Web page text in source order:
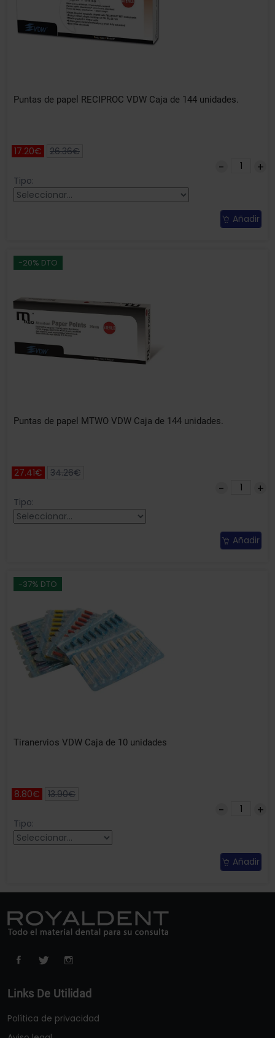
Puntas de papel RECIPROC VDW Caja de 144 unidades.
17.20€ 26.36€
Tipo:
Añadir
-20% DTO
Puntas de papel MTWO VDW Caja de 144 unidades.
27.41€ 34.26€
Tipo:
Añadir
-37% DTO
Tiranervios VDW Caja de 10 unidades
8.80€ 13.90€
Tipo:
Añadir
Links De Utilidad
Política de privacidad